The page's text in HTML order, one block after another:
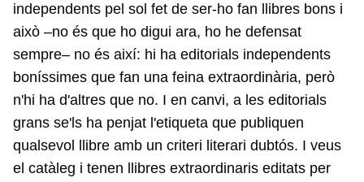
independents pel sol fet de ser-ho fan llibres bons i
això –no és que ho digui ara, ho he defensat
sempre– no és així: hi ha editorials independents
boníssimes que fan una feina extraordinària, però
n'hi ha d'altres que no. I en canvi, a les editorials
grans se'ls ha penjat l'etiqueta que publiquen
qualsevol llibre amb un criteri literari dubtós. I veus
el catàleg i tenen llibres extraordinaris editats per